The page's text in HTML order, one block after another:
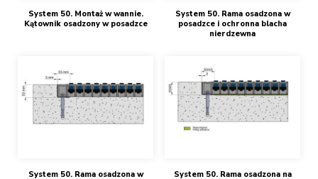
System 50. Montaż w wannie.
Kątownik osadzony w posadzce
System 50. Rama osadzona w
posadzce i ochronna blacha
nierdzewna
System 50. Rama osadzona w
System 50. Rama osadzona na